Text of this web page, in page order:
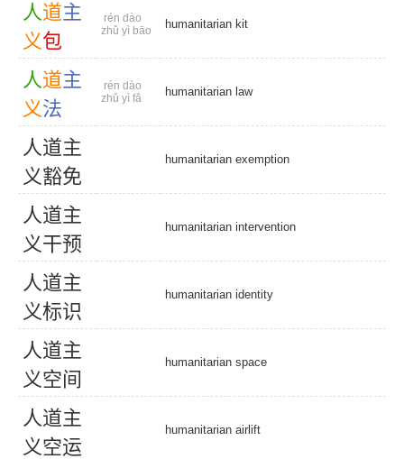
人道主
义包
rén dào
zhǔ yì bāo
humanitarian kit
人道主
义法
rén dào
zhǔ yì fǎ
humanitarian law
人道主
义豁免
humanitarian exemption
人道主
义干预
humanitarian intervention
人道主
义标识
humanitarian identity
人道主
义空间
humanitarian space
人道主
义空运
humanitarian airlift